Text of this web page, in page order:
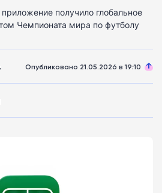
получило глобальное
Чемпионата мира по футболу
Опубликовано 21.05.2026 в 19:10